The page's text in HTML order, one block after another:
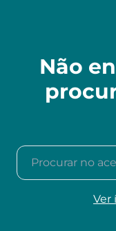
Não
Procurar no acervo
Ver